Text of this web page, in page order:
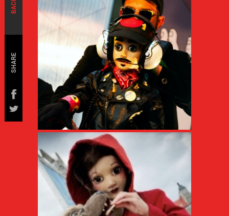
BACK
SHARE